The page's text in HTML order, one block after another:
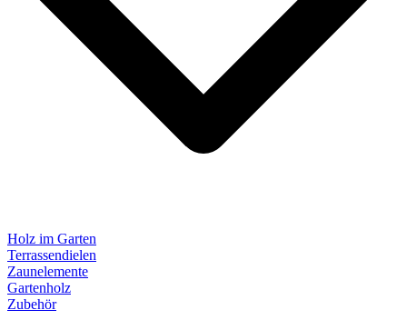
Holz im Garten
Terrassendielen
Zaunelemente
Gartenholz
Zubehör